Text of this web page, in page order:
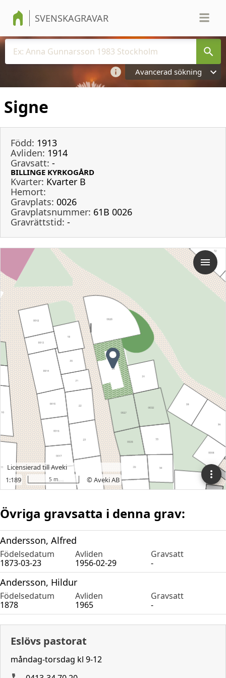
SVENSKAGRAVAR
Avancerad sökning
Signe
Född: 1913
Avliden: 1914
Gravsatt: -
BILLINGE KYRKOGÅRD
Kvarter: Kvarter B
Hemort:
Gravplats: 0026
Gravplatsnummer: 61B 0026
Gravrättstid: -
Övriga gravsatta i denna grav:
Andersson, Alfred
Födelsedatum Avliden
Gravsatt
1873-03-23
1956-02-29 -
Andersson, Hildur
Födelsedatum Avliden
Gravsatt
1878
1965 -
Eslövs pastorat
måndag-torsdag kl 9-12